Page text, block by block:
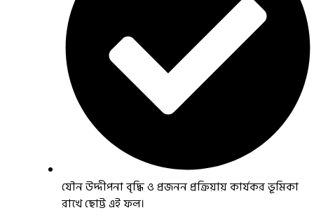
যৌন উদ্দীপনা বৃদ্ধি ও প্রজনন প্রক্রিয়ায় কার্যকর ভূমিকা
রাখে ছোট্ট এই ফল।